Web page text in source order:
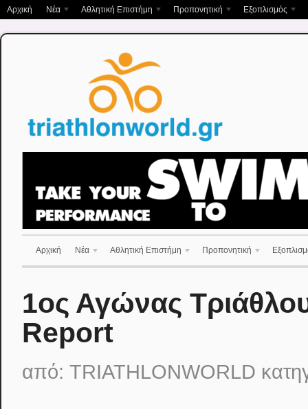
Αρχική Νέα Αθλητική Επιστήμη Προπονητική Εξοπλισμός
Αρχική Νέα Αθλητική Επιστήμη Προπονητική
1ος Αγώνας
Report
από: TRIATHLONWORLD